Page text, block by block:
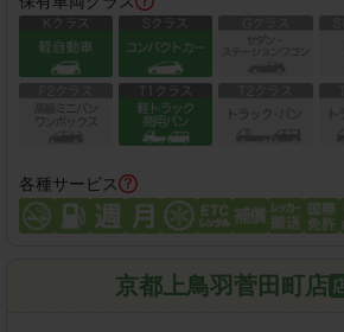
各種サービス
京都上鳥羽菅田町店